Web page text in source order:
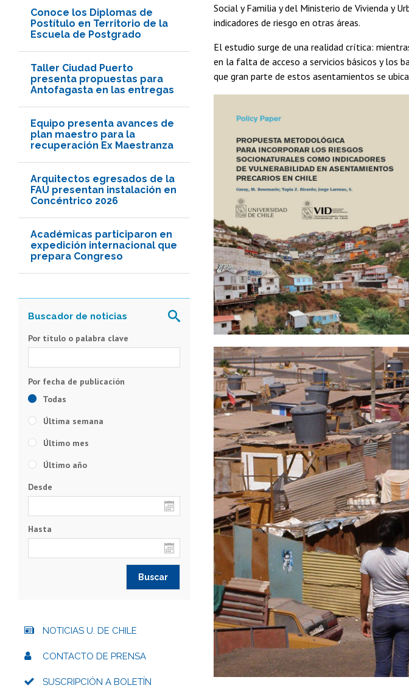
Conoce los Diplomas de
Postítulo en Territorio de la
Escuela de Postgrado
Taller Ciudad Puerto
presenta propuestas para
Antofagasta en las entregas
Equipo presenta avances de
plan maestro para la
recuperación Ex Maestranza
Arquitectos egresados de la
FAU presentan instalación en
Concéntrico 2026
Académicas participaron en
expedición internacional que
prepara Congreso
Social y Familia y del Ministerio de Vivienda y
indicadores de riesgo en otras áreas.
El estudio surge de una realidad crítica:
en la falta de acceso a servicios básicos y los
que gran parte de estos asentamientos se
Por título o palabra clave
Todas
Última semana
Último mes
Último año
Desde
Hasta
NOTICIAS U. DE CHILE
CONTACTO DE PRENSA
SUSCRIPCIÓN A BOLETÍN